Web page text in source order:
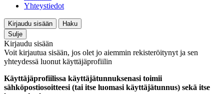
Yhteystiedot
Kirjaudu sisään
Haku
Sulje
Kirjaudu sisään
Voit kirjautua sisään, jos olet jo aiemmin rekisteröitynyt ja sen
yhteydessä luonut käyttäjäprofiilin
Käyttäjäprofiilissa käyttäjätunnuksenasi toimii
sähköpostiosoitteesi (tai itse luomasi käyttäjätunnus) sekä itse